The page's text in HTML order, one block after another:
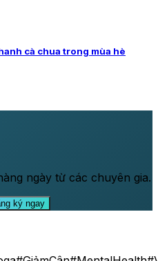
cà chua trong mùa hè
ngày từ các chuyên gia.
ký ngay